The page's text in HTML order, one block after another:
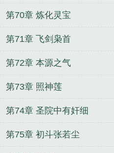
第70章 炼化灵宝
第71章 飞剑枭首
第72章 本源之气
第73章 照神莲
第74章 圣院中有奸细
第75章 初斗张若尘